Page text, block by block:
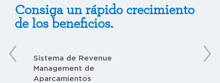
Consiga un rápido crecimiento
de los beneficios.
Sistema de Revenue
Management de
Aparcamientos